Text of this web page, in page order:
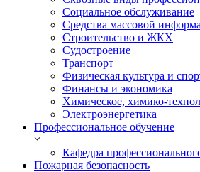
Социальное обслуживание
Средства массовой
Строительство и ЖКХ
Судостроение
Транспорт
Физическая культура и
Финансы и экономика
Химическое, химико-
Электроэнергетика
Профессиональное обучение
Кафедра
Пожарная безопасность